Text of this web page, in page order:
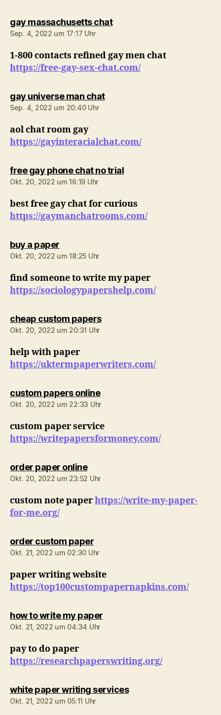
gay massachusetts chatsagt:
Sep. 4, 2022 um 17:17 Uhr
1-800 contacts refined gay men chat
https://free-gay-sex-chat.com/
gay universe man chatsagt:
Sep. 4, 2022 um 20:40 Uhr
aol chat room gay
https://gayinteracialchat.com/
free gay phone chat no trialsagt:
Okt. 20, 2022 um 16:19 Uhr
best free gay chat for curious
https://gaymanchatrooms.com/
buy a papersagt:
Okt. 20, 2022 um 18:25 Uhr
find someone to write my paper
https://sociologypapershelp.com/
cheap custom paperssagt:
Okt. 20, 2022 um 20:31 Uhr
help with paper
https://uktermpaperwriters.com/
custom papers onlinesagt:
Okt. 20, 2022 um 22:33 Uhr
custom paper service
https://writepapersformoney.com/
order paper onlinesagt:
Okt. 20, 2022 um 23:52 Uhr
custom note paperhttps://write-my-paper-
for-me.org/
order custom papersagt:
Okt. 21, 2022 um 02:30 Uhr
paper writing website
https://top100custompapernapkins.com/
how to write my papersagt:
Okt. 21, 2022 um 04:34 Uhr
pay to do paper
https://researchpaperswriting.org/
white paper writing servicessagt:
Okt. 21, 2022 um 05:11 Uhr